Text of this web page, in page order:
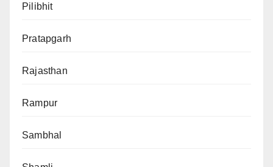
Pilibhit
Pratapgarh
Rajasthan
Rampur
Sambhal